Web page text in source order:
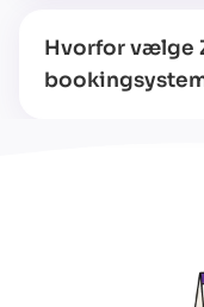
Hvorfor vælge